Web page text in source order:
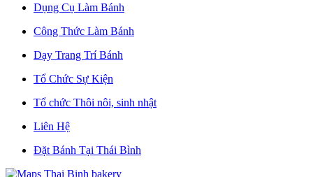
Dụng Cụ Làm Bánh
Công Thức Làm Bánh
Dạy Trang Trí Bánh
Tổ Chức Sự Kiện
Tổ chức Thôi nôi, sinh nhật
Liên Hệ
Đặt Bánh Tại Thái Bình